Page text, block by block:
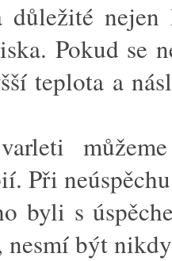
důležité
Pokud se
teplota a
Při
byli s
nesmí být